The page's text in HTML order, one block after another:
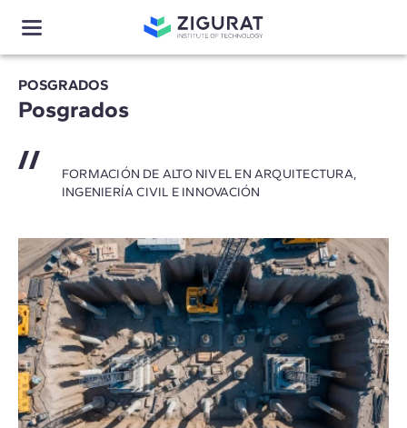
POSGRADOS
Posgrados
FORMACIÓN DE ALTO NIVEL EN ARQUITECTURA,
INGENIERÍA CIVIL E INNOVACIÓN